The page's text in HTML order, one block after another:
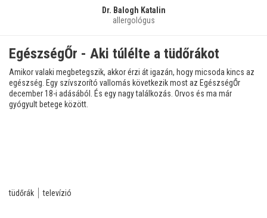
Dr. Balogh Katalin
allergológus
EgészségŐr - Aki túlélte a tüdőrákot
Amikor valaki megbetegszik, akkor érzi át igazán, hogy micsoda kincs az
egészség. Egy szívszorító vallomás következik most az EgészségŐr
december 18-i adásából. És egy nagy találkozás. Orvos és ma már
gyógyult betege között.
tüdőrák televízió